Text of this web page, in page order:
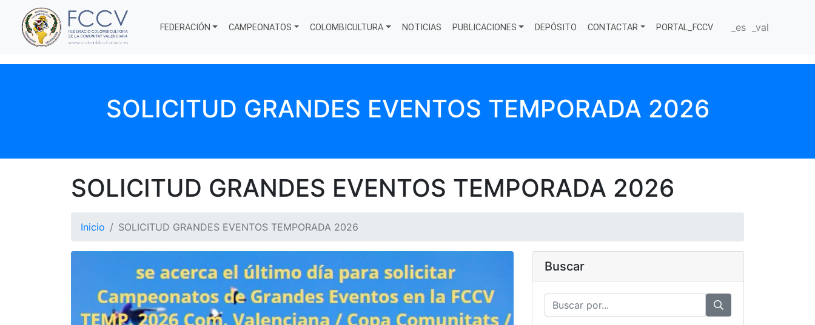
FEDERACIÓN CAMPEONATOS COLOMBICULTURA NOTICIAS PUBLICACIONES DEPÓSITO CONTACTAR PORTAL_FCCV _es _val
SOLICITUD GRANDES EVENTOS TEMPORADA 2026
SOLICITUD GRANDES EVENTOS TEMPORADA 2026
Inicio SOLICITUD GRANDES EVENTOS TEMPORADA 2026
Buscar